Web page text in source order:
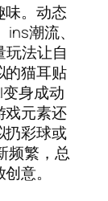
味。动态
潮流、
玩法让自
的猫耳贴
身成动
戏元素还
扔彩球或
频繁，总
意。